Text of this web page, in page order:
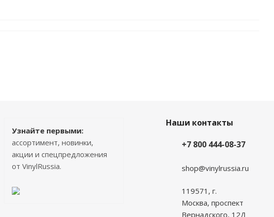
Узнайте первыми:
ассортимент, новинки,
акции и спецпредложения
от VinylRussia.
Наши контакты
+7 800 444-08-37
shop@vinylrussia.ru
119571,г.
Москва, проспект
Вернадского, 12Д